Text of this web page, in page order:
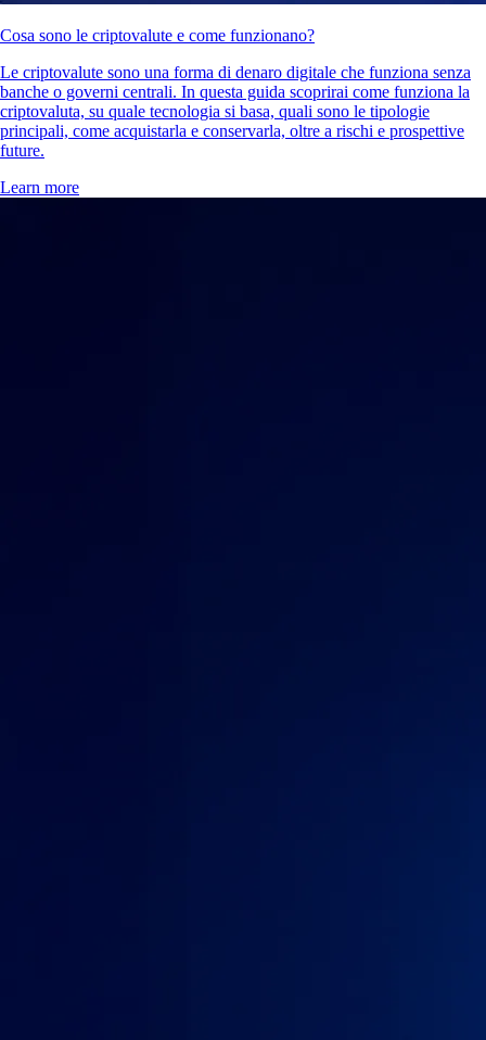
Cosa sono le criptovalute e come funzionano?
Le criptovalute sono una forma di denaro digitale che funziona senza
banche o governi centrali. In questa guida scoprirai come funziona la
criptovaluta, su quale tecnologia si basa, quali sono le tipologie
principali, come acquistarla e conservarla, oltre a rischi e prospettive
future.
Learn more